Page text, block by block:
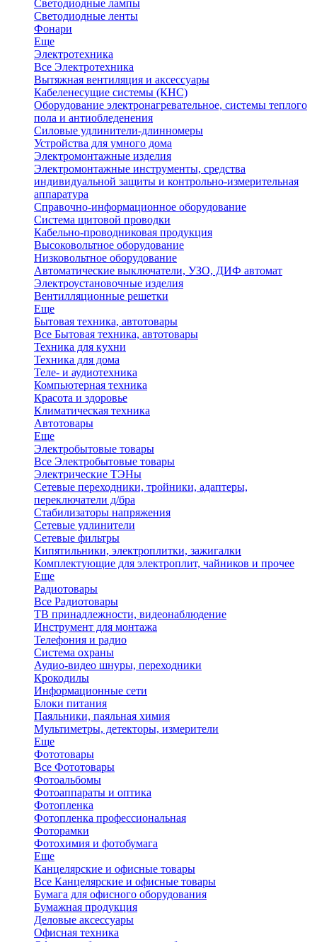
Светодиодные лампы
Светодиодные ленты
Фонари
Еще
Электротехника
Все Электротехника
Вытяжная вентиляция и аксессуары
Кабеленесущие системы (КНС)
Оборудование электронагревательное, системы теплого
пола и антиобледенения
Силовые удлинители-длинномеры
Устройства для умного дома
Электромонтажные изделия
Электромонтажные инструменты, средства
индивидуальной защиты и контрольно-измерительная
аппаратура
Справочно-информационное оборудование
Система щитовой проводки
Кабельно-проводниковая продукция
Высоковольтное оборудование
Низковольтное оборудование
Автоматические выключатели, УЗО, ДИФ автомат
Электроустановочные изделия
Вентилляционные решетки
Еще
Бытовая техника, автотовары
Все Бытовая техника, автотовары
Техника для кухни
Техника для дома
Теле- и аудиотехника
Компьютерная техника
Красота и здоровье
Климатическая техника
Автотовары
Еще
Электробытовые товары
Все Электробытовые товары
Электрические ТЭНы
Сетевые переходники, тройники, адаптеры,
переключатели д/бра
Стабилизаторы напряжения
Сетевые удлинители
Сетевые фильтры
Кипятильники, электроплитки, зажигалки
Комплектующие для электроплит, чайников и прочее
Еще
Радиотовары
Все Радиотовары
ТВ принадлежности, видеонаблюдение
Инструмент для монтажа
Телефония и радио
Система охраны
Аудио-видео шнуры, переходники
Крокодилы
Информационные сети
Блоки питания
Паяльники, паяльная химия
Мультиметры, детекторы, измерители
Еще
Фототовары
Все Фототовары
Фотоальбомы
Фотоаппараты и оптика
Фотопленка
Фотопленка профессиональная
Фоторамки
Фотохимия и фотобумага
Еще
Канцелярские и офисные товары
Все Канцелярские и офисные товары
Бумага для офисного оборудования
Бумажная продукция
Деловые аксессуары
Офисная техника